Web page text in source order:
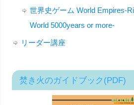
世界史ゲーム World Empires-
World 5000years or more-
リーダー講座
焚き火のガイドブック(PDF)